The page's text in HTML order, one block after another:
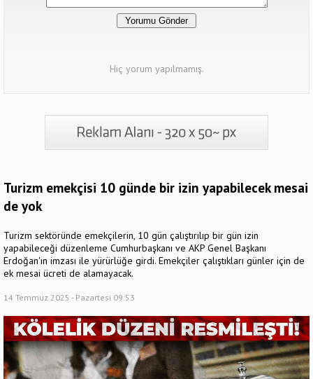
Hiç yorum yapılmamış.
Turizm emekçisi 10 günde bir izin yapabilecek mesai
de yok
Turizm sektöründe emekçilerin, 10 gün çalıştırılıp bir gün izin
yapabileceği düzenleme Cumhurbaşkanı ve AKP Genel Başkanı
Erdoğan'ın imzası ile yürürlüğe girdi. Emekçiler çalıştıkları günler için de
ek mesai ücreti de alamayacak.
14 Temmuz 2025 - Pazartesi 09:53